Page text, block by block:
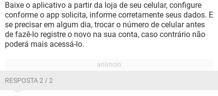
Baixe o aplicativo a partir da loja de seu celular, configure
conforme o app solicita, informe corretamente seus dados. E
se precisar em algum dia, trocar o número de celular antes
de fazê-lo registre o novo na sua conta, caso contrário não
poderá mais acessá-lo.
RESPOSTA 2 / 2